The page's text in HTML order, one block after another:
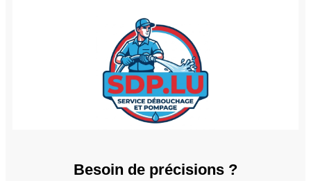
Besoin de précisions ?